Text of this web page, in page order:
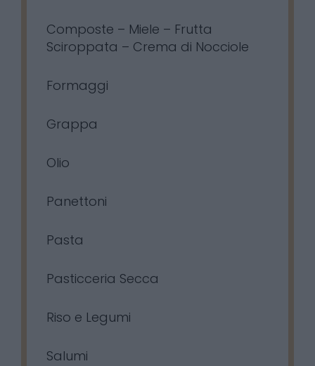
Composte – Miele – Frutta
Sciroppata – Crema di Nocciole
Formaggi
Grappa
Olio
Panettoni
Pasta
Pasticceria Secca
Riso e Legumi
Salumi